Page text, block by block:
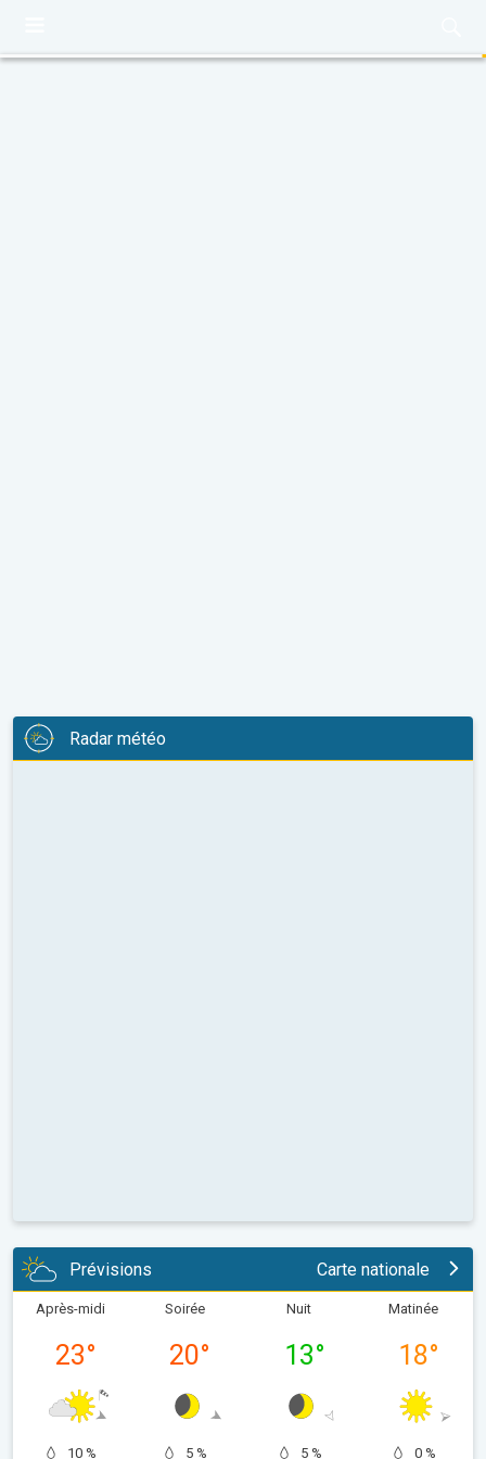
Radar météo
Prévisions Carte nationale
Après-midi
23°
10 %
Soirée
20°
5 %
Nuit
13°
5 %
Matinée
18°
0 %